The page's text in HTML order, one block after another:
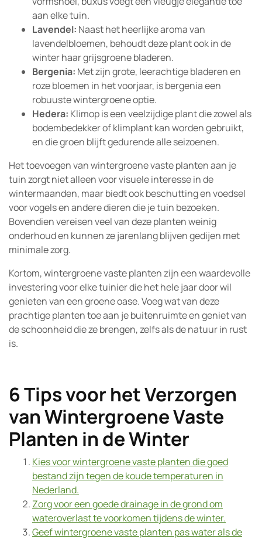
aan elke tuin.
Lavendel: Naast het heerlijke aroma van
lavendelbloemen, behoudt deze plant ook in de
winter haar grijsgroene bladeren.
Bergenia: Met zijn grote, leerachtige bladeren en
roze bloemen in het voorjaar, is bergenia een
robuuste wintergroene optie.
Hedera: Klimop is een veelzijdige plant die zowel als
bodembedekker of klimplant kan worden gebruikt,
en die groen blijft gedurende alle seizoenen.
Het toevoegen van wintergroene vaste planten aan je
tuin zorgt niet alleen voor visuele interesse in de
wintermaanden, maar biedt ook beschutting en voedsel
voor vogels en andere dieren die je tuin bezoeken.
Bovendien vereisen veel van deze planten weinig
onderhoud en kunnen ze jarenlang blijven gedijen met
minimale zorg.
Kortom, wintergroene vaste planten zijn een waardevolle
investering voor elke tuinier die het hele jaar door wil
genieten van een groene oase. Voeg wat van deze
prachtige planten toe aan je buitenruimte en geniet van
de schoonheid die ze brengen, zelfs als de natuur in rust
is.
6 Tips voor het Verzorgen
van Wintergroene Vaste
Planten in de Winter
Kies voor wintergroene vaste planten die goed
bestand zijn tegen de koude temperaturen in
Nederland.
Zorg voor een goede drainage in de grond om
wateroverlast te voorkomen tijdens de winter.
Geef wintergroene vaste planten pas water als de